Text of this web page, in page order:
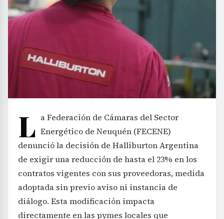
L a Federación de Cámaras del Sector
Energético de Neuquén (FECENE)
denunció la decisión de Halliburton Argentina
de exigir una reducción de hasta el 23% en los
contratos vigentes con sus proveedoras, medida
adoptada sin previo aviso ni instancia de
diálogo. Esta modificación impacta
directamente en las pymes locales que